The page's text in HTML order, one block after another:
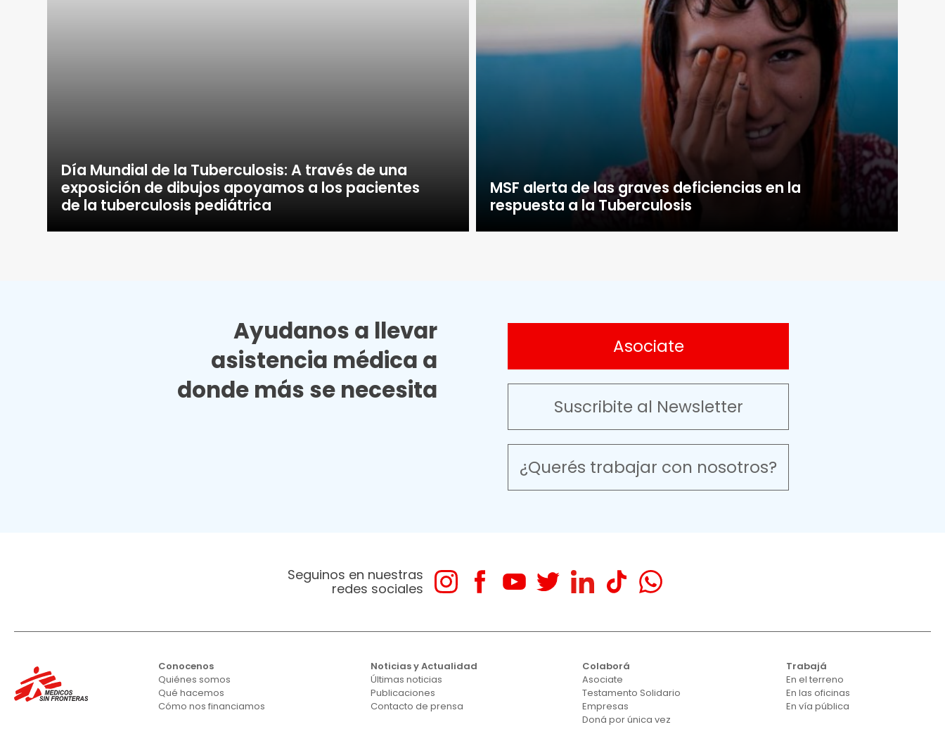
Día Mundial de la Tuberculosis: A través de una
exposición de dibujos apoyamos a los pacientes
de la tuberculosis pediátrica
MSF alerta de las graves deficiencias en la
respuesta a la Tuberculosis
Ayudanos a llevar
asistencia médica a
donde más se necesita
Asociate
Suscribite al Newsletter
¿Querés trabajar con nosotros?
Seguinos en nuestras
redes sociales
Conocenos
Quiénes somos
Qué hacemos
Cómo nos financiamos
Noticias y Actualidad
Últimas noticias
Publicaciones
Contacto de prensa
Colaborá
Asociate
Testamento Solidario
Empresas
Doná por única vez
Trabajá
En el terreno
En las oficinas
En vía pública